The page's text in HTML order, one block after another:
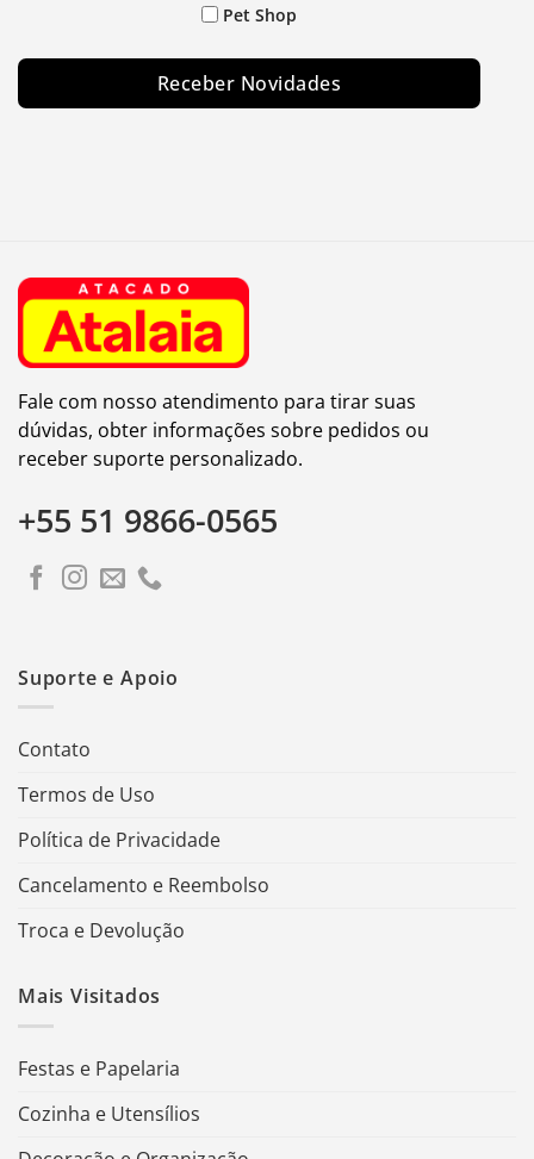
Pet Shop
Receber Novidades
Fale com nosso atendimento para tirar suas
dúvidas, obter informações sobre pedidos ou
receber suporte personalizado.
+55 51 9866-0565
Suporte e Apoio
Contato
Termos de Uso
Política de Privacidade
Cancelamento e Reembolso
Troca e Devolução
Mais Visitados
Festas e Papelaria
Cozinha e Utensílios